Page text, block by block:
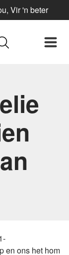
Vir 'n beter
en ons het hom